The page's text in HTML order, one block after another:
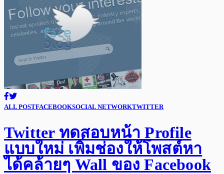
ALL POSTFACEBOOKSOCIAL NETWORKTWITTER
Twitter ทดสอบหน้า Profile
แบบใหม่ เพิ่มช่องให้โพสต์หา
ได้คล้ายๆ Wall ของ Facebook